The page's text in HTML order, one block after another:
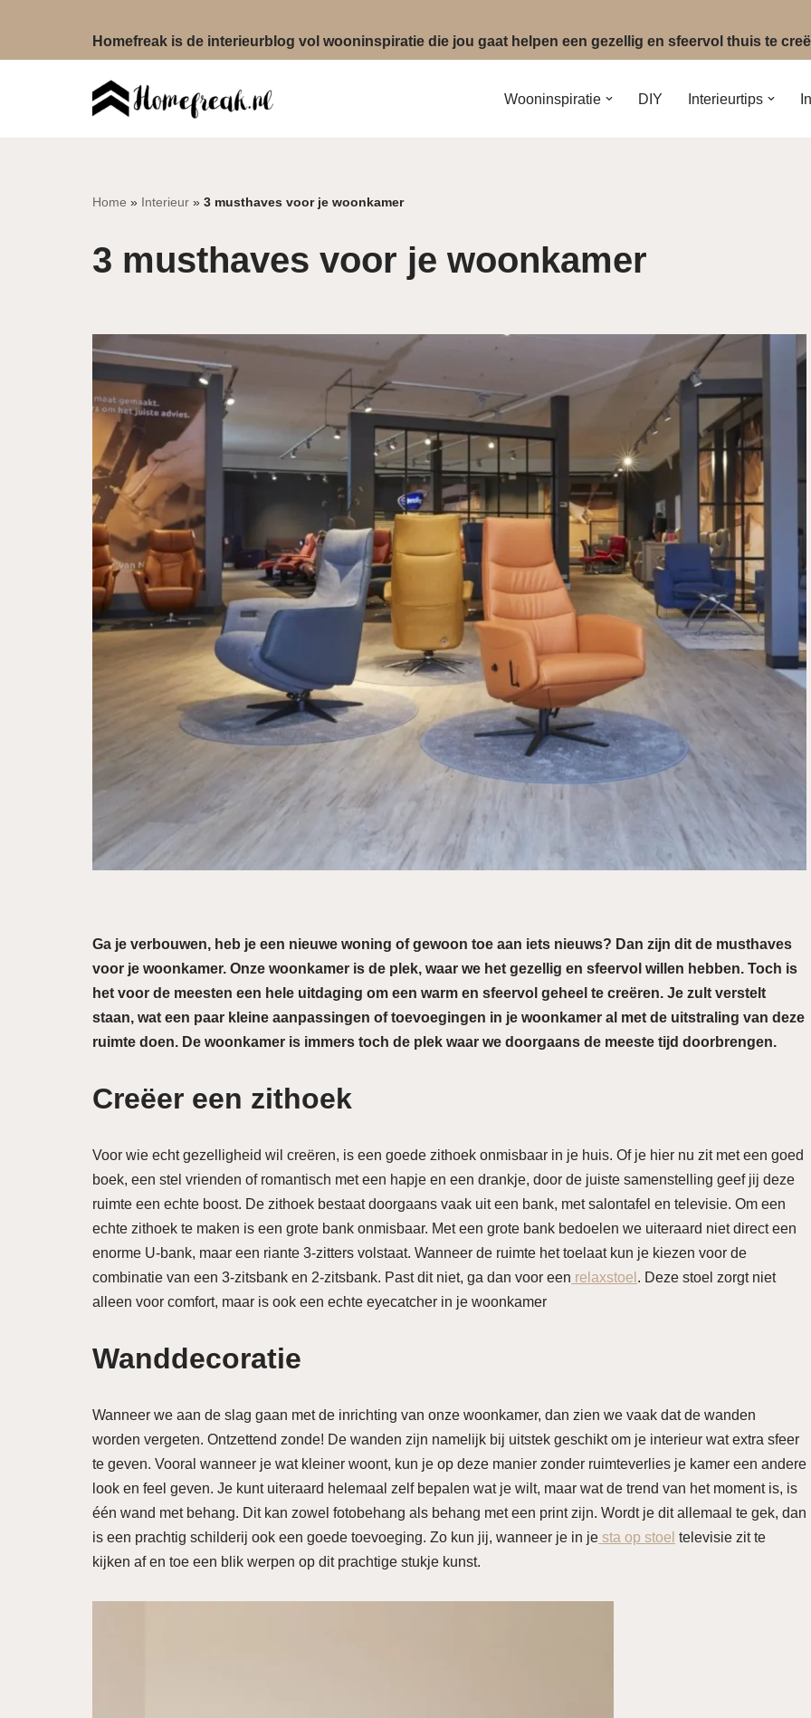
Homefreak is de interieurblog vol wooninspiratie die jou gaat helpen een gezellig en sfeervol thuis te
Wooninspiratie DIY Interieurtips
Home » Interieur » 3 musthaves voor je woonkamer
3 musthaves voor je woonkamer
Ga je verbouwen, heb je een nieuwe woning of gewoon toe aan iets nieuws? Dan zijn dit de musthaves
voor je woonkamer. Onze woonkamer is de plek, waar we het gezellig en sfeervol willen hebben. Toch is
het voor de meesten een hele uitdaging om een warm en sfeervol geheel te creëren. Je zult verstelt
staan, wat een paar kleine aanpassingen of toevoegingen in je woonkamer al met de uitstraling van deze
ruimte doen. De woonkamer is immers toch de plek waar we doorgaans de meeste tijd doorbrengen.
Creëer een zithoek
Voor wie echt gezelligheid wil creëren, is een goede zithoek onmisbaar in je huis. Of je hier nu zit met een goed
boek, een stel vrienden of romantisch met een hapje en een drankje, door de juiste samenstelling geef jij deze
ruimte een echte boost. De zithoek bestaat doorgaans vaak uit een bank, met salontafel en televisie. Om een
echte zithoek te maken is een grote bank onmisbaar. Met een grote bank bedoelen we uiteraard niet direct een
enorme U-bank, maar een riante 3-zitters volstaat. Wanneer de ruimte het toelaat kun je kiezen voor de
combinatie van een 3-zitsbank en 2-zitsbank. Past dit niet, ga dan voor een relaxstoel . Deze stoel zorgt niet
alleen voor comfort, maar is ook een echte eyecatcher in je woonkamer
Wanddecoratie
Wanneer we aan de slag gaan met de inrichting van onze woonkamer, dan zien we vaak dat de wanden
worden vergeten. Ontzettend zonde! De wanden zijn namelijk bij uitstek geschikt om je interieur wat extra sfeer
te geven. Vooral wanneer je wat kleiner woont, kun je op deze manier zonder ruimteverlies je kamer een andere
look en feel geven. Je kunt uiteraard helemaal zelf bepalen wat je wilt, maar wat de trend van het moment is, is
één wand met behang. Dit kan zowel fotobehang als behang met een print zijn. Wordt je dit allemaal te gek, dan
is een prachtig schilderij ook een goede toevoeging. Zo kun jij, wanneer je in je sta op stoel televisie zit te
kijken af en toe een blik werpen op dit prachtige stukje kunst.